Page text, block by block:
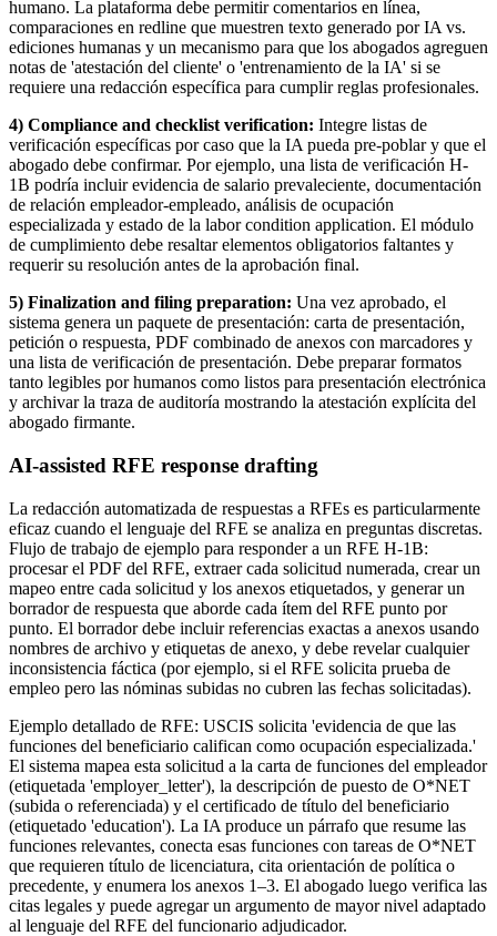
humano. La plataforma debe permitir comentarios en línea,
comparaciones en redline que muestren texto generado por IA vs.
ediciones humanas y un mecanismo para que los abogados agreguen
notas de 'atestación del cliente' o 'entrenamiento de la IA' si se
requiere una redacción específica para cumplir reglas profesionales.
4) Compliance and checklist verification: Integre listas de
verificación específicas por caso que la IA pueda pre-poblar y que el
abogado debe confirmar. Por ejemplo, una lista de verificación H-
1B podría incluir evidencia de salario prevaleciente, documentación
de relación empleador-empleado, análisis de ocupación
especializada y estado de la labor condition application. El módulo
de cumplimiento debe resaltar elementos obligatorios faltantes y
requerir su resolución antes de la aprobación final.
5) Finalization and filing preparation: Una vez aprobado, el
sistema genera un paquete de presentación: carta de presentación,
petición o respuesta, PDF combinado de anexos con marcadores y
una lista de verificación de presentación. Debe preparar formatos
tanto legibles por humanos como listos para presentación electrónica
y archivar la traza de auditoría mostrando la atestación explícita del
abogado firmante.
AI-assisted RFE response drafting
La redacción automatizada de respuestas a RFEs es particularmente
eficaz cuando el lenguaje del RFE se analiza en preguntas discretas.
Flujo de trabajo de ejemplo para responder a un RFE H-1B:
procesar el PDF del RFE, extraer cada solicitud numerada, crear un
mapeo entre cada solicitud y los anexos etiquetados, y generar un
borrador de respuesta que aborde cada ítem del RFE punto por
punto. El borrador debe incluir referencias exactas a anexos usando
nombres de archivo y etiquetas de anexo, y debe revelar cualquier
inconsistencia fáctica (por ejemplo, si el RFE solicita prueba de
empleo pero las nóminas subidas no cubren las fechas solicitadas).
Ejemplo detallado de RFE: USCIS solicita 'evidencia de que las
funciones del beneficiario califican como ocupación especializada.'
El sistema mapea esta solicitud a la carta de funciones del empleador
(etiquetada 'employer_letter'), la descripción de puesto de O*NET
(subida o referenciada) y el certificado de título del beneficiario
(etiquetado 'education'). La IA produce un párrafo que resume las
funciones relevantes, conecta esas funciones con tareas de O*NET
que requieren título de licenciatura, cita orientación de política o
precedente, y enumera los anexos 1–3. El abogado luego verifica las
citas legales y puede agregar un argumento de mayor nivel adaptado
al lenguaje del RFE del funcionario adjudicador.